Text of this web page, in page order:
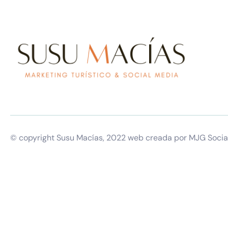
© copyright Susu Macías, 2022 web creada por MJG